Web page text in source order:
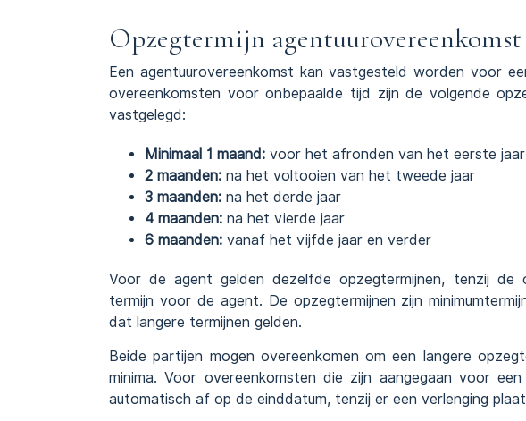
Opzegtermijn agentuurovereenkomst
Een agentuurovereenkomst kan vastgesteld worden voor
overeenkomsten voor onbepaalde tijd zijn de volgende
vastgelegd:
Minimaal 1 maand: voor het afronden van het eerste jaar
2 maanden: na het voltooien van het tweede jaar
3 maanden: na het derde jaar
4 maanden: na het vierde jaar
6 maanden: vanaf het vijfde jaar en verder
Voor de agent gelden dezelfde opzegtermijnen, tenzij
termijn voor de agent. De opzegtermijnen zijn
dat langere termijnen gelden.
Beide partijen mogen overeenkomen om een langere
minima. Voor overeenkomsten die zijn aangegaan voor
automatisch af op de einddatum, tenzij er een verlenging